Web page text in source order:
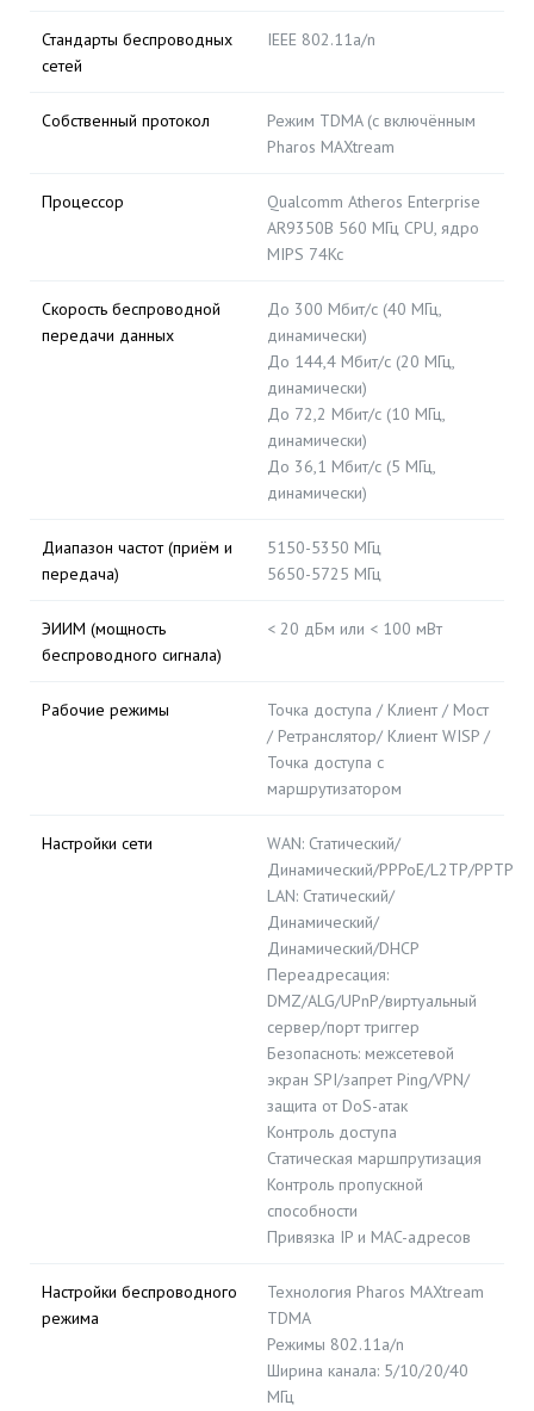
Стандарты беспроводных
сетей
IEEE 802.11a/n
Собственный протокол
Режим TDMA (с включённым
Pharos MAXtream
Процессор
Qualcomm Atheros Enterprise
AR9350B 560 МГц CPU, ядро
MIPS 74Kc
Скорость беспроводной
передачи данных
До 300 Мбит/с (40 МГц,
динамически)
До 144,4 Мбит/с (20 МГц,
динамически)
До 72,2 Мбит/с (10 МГц,
динамически)
До 36,1 Мбит/с (5 МГц,
динамически)
Диапазон частот (приём и
передача)
5150-5350 МГц
5650-5725 МГц
ЭИИМ (мощность
беспроводного сигнала)
< 20 дБм или < 100 мВт
Рабочие режимы
Точка доступа / Клиент / Мост
/ Ретранслятор/ Клиент WISP /
Точка доступа с
маршрутизатором
Настройки сети
WAN: Статический/
Динамический/PPPoE/L2TP/PPTP
LAN: Статический/
Динамический/
Динамический/DHCP
Переадресация:
DMZ/ALG/UPnP/виртуальный
сервер/порт триггер
Безопасноть: межсетевой
экран SPI/запрет Ping/VPN/
защита от DoS-атак
Контроль доступа
Статическая маршпрутизация
Контроль пропускной
способности
Привязка IP и MAC-адресов
Настройки беспроводного
режима
Технология Pharos MAXtream
TDMA
Режимы 802.11a/n
Ширина канала: 5/10/20/40
МГц